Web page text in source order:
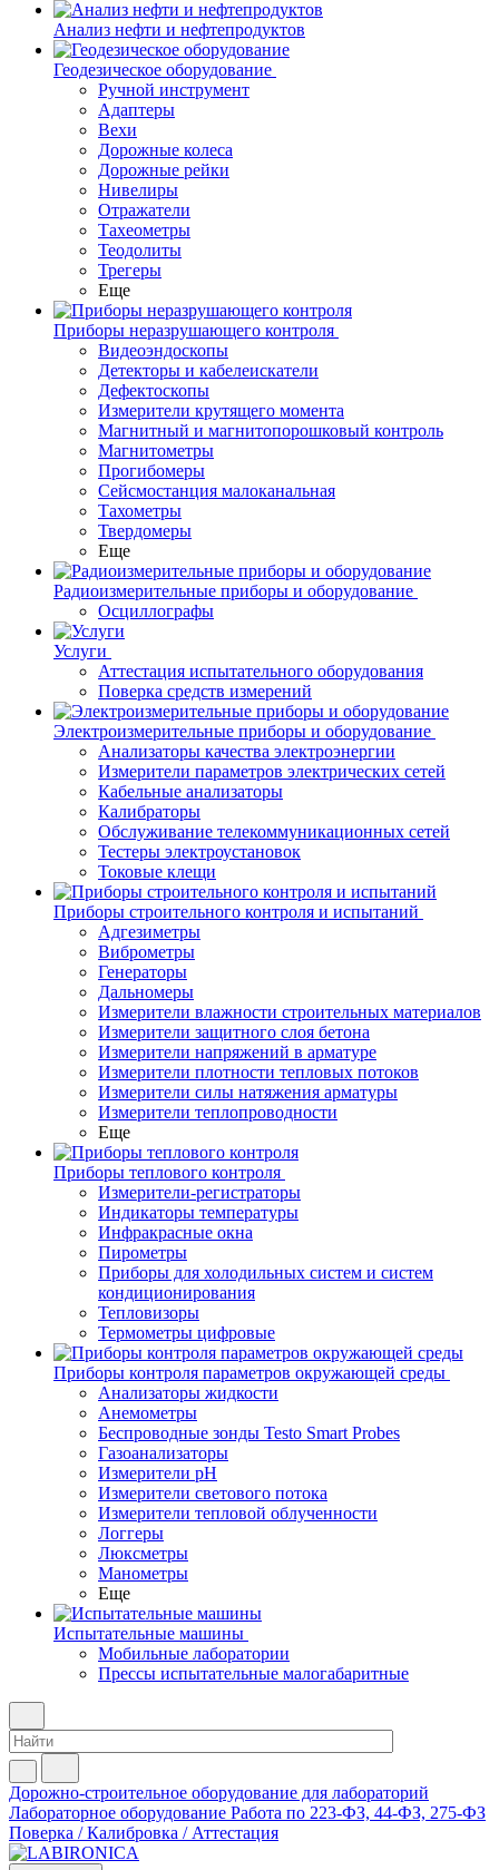
Анализ нефти и нефтепродуктов
Геодезическое оборудование
Ручной инструмент
Адаптеры
Вехи
Дорожные колеса
Дорожные рейки
Нивелиры
Отражатели
Тахеометры
Теодолиты
Трегеры
Еще
Приборы неразрушающего контроля
Видеоэндоскопы
Детекторы и кабелеискатели
Дефектоскопы
Измерители крутящего момента
Магнитный и магнитопорошковый контроль
Магнитометры
Прогибомеры
Сейсмостанция малоканальная
Тахометры
Твердомеры
Еще
Радиоизмерительные приборы и оборудование
Осциллографы
Услуги
Аттестация испытательного оборудования
Поверка средств измерений
Электроизмерительные приборы и оборудование
Анализаторы качества электроэнергии
Измерители параметров электрических сетей
Кабельные анализаторы
Калибраторы
Обслуживание телекоммуникационных сетей
Тестеры электроустановок
Токовые клещи
Приборы строительного контроля и испытаний
Адгезиметры
Виброметры
Генераторы
Дальномеры
Измерители влажности строительных материалов
Измерители защитного слоя бетона
Измерители напряжений в арматуре
Измерители плотности тепловых потоков
Измерители силы натяжения арматуры
Измерители теплопроводности
Еще
Приборы теплового контроля
Измерители-регистраторы
Индикаторы температуры
Инфракрасные окна
Пирометры
Приборы для холодильных систем и систем
кондиционирования
Тепловизоры
Термометры цифровые
Приборы контроля параметров окружающей среды
Анализаторы жидкости
Анемометры
Беспроводные зонды Testo Smart Probes
Газоанализаторы
Измерители pH
Измерители светового потока
Измерители тепловой облученности
Логгеры
Люксметры
Манометры
Еще
Испытательные машины
Мобильные лаборатории
Прессы испытательные малогабаритные
Дорожно-строительное оборудование для лабораторий
Лабораторное оборудование Работа по 223-ФЗ, 44-ФЗ, 275-ФЗ
Поверка / Калибровка / Аттестация